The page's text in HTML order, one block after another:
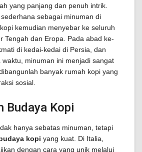
yang panjang dan penuh intrik.
sebagai minuman di
kemudian menyebar ke seluruh
Tengah dan Eropa. Pada abad ke-
di kedai-kedai di Persia, dan
minuman ini menjadi sangat
banyak rumah kopi yang
sosial.
Budaya Kopi
hanya sebatas minuman, tetapi
kopi yang kuat. Di Italia,
dengan cara yang unik melalui